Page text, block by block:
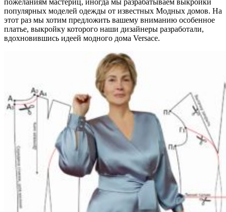
популярных моделей одежды от известных Модных домов. На
этот раз мы хотим предложить вашему вниманию особенное
платье, выкройку которого наши дизайнеры разработали,
вдохновившись идеей модного дома Versace.